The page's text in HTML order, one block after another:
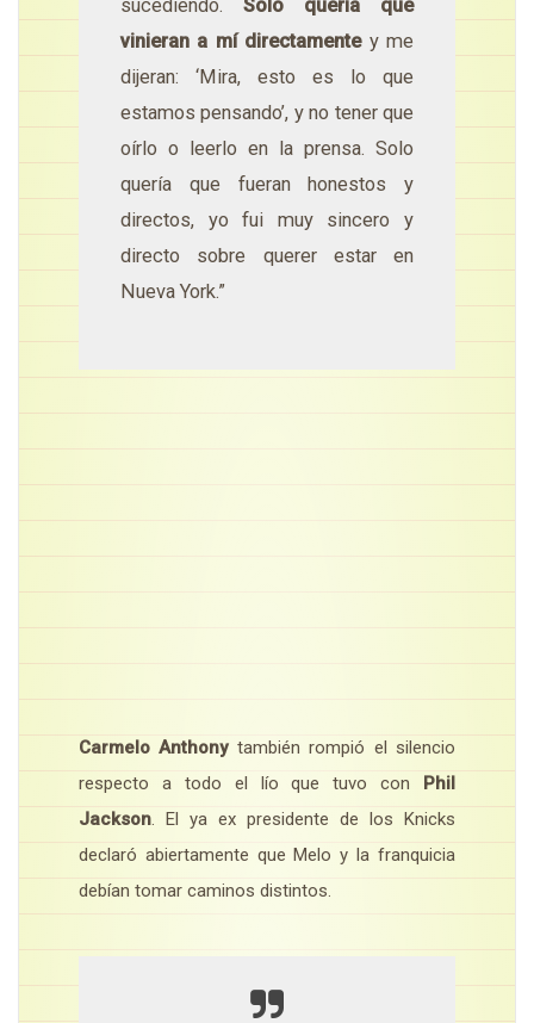
sucediendo. Solo quería que
vinieran a mí directamentey me
dijeran: ‘Mira, esto es lo que
estamos pensando’, y no tener que
oírlo o leerlo en la prensa. Solo
quería que fueran honestos y
directos, yo fui muy sincero y
directo sobre querer estar en
Nueva York.”
Carmelo Anthonytambién rompió el silencio
respecto a todo el lío que tuvo con
Phil
Jackson. El ya ex presidente de los Knicks
declaró abiertamente que Melo y la franquicia
debían tomar caminos distintos.